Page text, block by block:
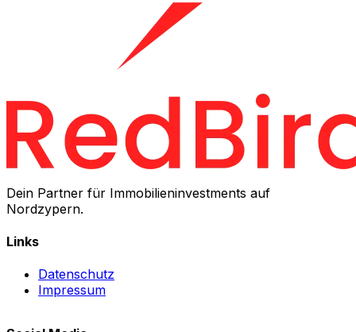
Dein Partner für Immobilieninvestments auf
Nordzypern.
Links
Datenschutz
Impressum